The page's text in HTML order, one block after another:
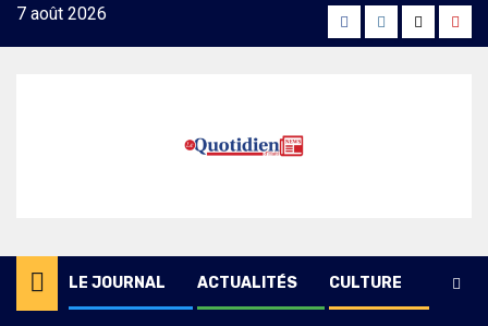
Skip7 août 2026 FacebookInstagram
Twitter
LE JOURNAL ACTUALITÉS CULTURE